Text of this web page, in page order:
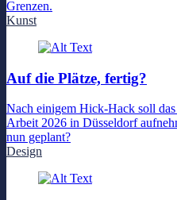
Grenzen.
Kunst
Auf die Plätze, fertig?
Nach einigem Hick-Hack soll
Arbeit 2026 in Düsseldorf
nun geplant?
Design